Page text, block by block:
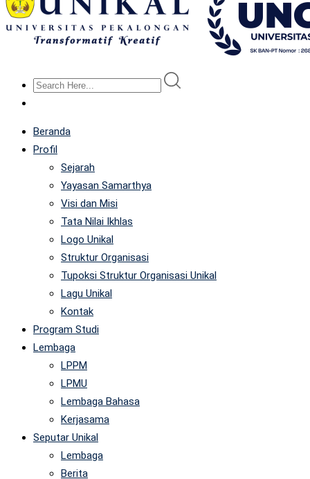
Beranda
Profil
Sejarah
Yayasan Samarthya
Visi dan Misi
Tata Nilai Ikhlas
Logo Unikal
Struktur Organisasi
Tupoksi Struktur Organisasi Unikal
Lagu Unikal
Kontak
Program Studi
Lembaga
LPPM
LPMU
Lembaga Bahasa
Kerjasama
Seputar Unikal
Lembaga
Berita